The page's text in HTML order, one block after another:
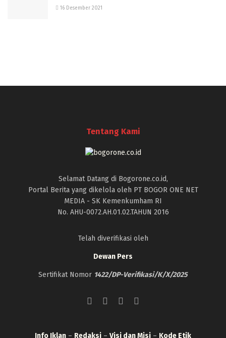
16 Desember 2021
Tentang Kami
Selamat Datang di Bogorone.co.id,
Portal Berita yang dikelola oleh PT BOGOR ONE NET
MEDIA - SK Kemenkumham RI
No. AHU-0072.AH.01.02.TAHUN 2016
Telah diverifikasi oleh
Dewan Pers
Sertifikat Nomor 1422/DP-Verifikasi/K/X/2025
Info Iklan – Redaksi – Visi dan Misi – Kode Etik